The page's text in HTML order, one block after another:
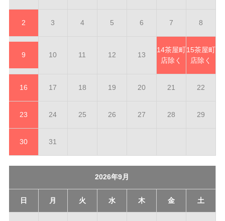
2 3 4 5 6 7 8
9 10 11 12 13
14茶屋町
店除く
15茶屋町
店除く
16 17 18 19 20 21 22
23 24 25 26 27 28 29
30 31
2026年9月
日 月 火 水 木 金 土